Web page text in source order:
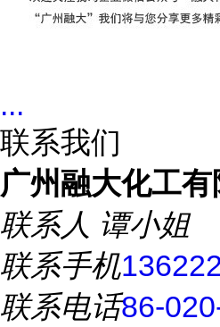
...
联系我们
广州融大化工有
联系人 谭小姐
联系手机
联系电话86-